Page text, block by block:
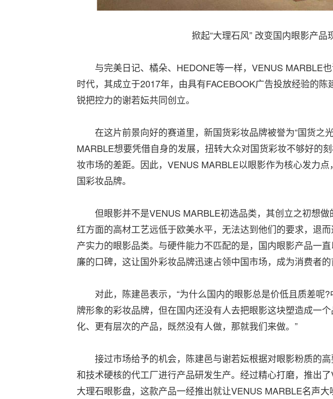
掀起“大理石风” 改变国内眼影产品
与完美日记、橘朵、HEDONE等一样，VENUS MARBLE
时代，其成立于2017年，由具有FACEBOOK广告投放经验的
锐把控力的谢若妘共同创立。
在这片前景向好的赛道里，新国货彩妆品牌被誉为“国货之
MARBLE想要凭借自身的发展，扭转大众对国货彩妆不够好的
妆市场的差距。因此，VENUS MARBLE以眼影作为核心发力
国彩妆品牌。
但眼影并不是VENUS MARBLE初选品类，其创立之初想做
红方面的高材工艺远低于欧美水平，无法达到他们的要求，退
产实力的眼影品类。与硬件能力不匹配的是，国内眼影产品一
廉的口碑，这让国外彩妆品牌迅速占领中国市场，成为消费者的
对此，陈建邑表示，“为什么国内的眼影总是价低且质差呢?
牌形象的彩妆品牌，但在国内还没有人去把眼影这块塑造成一
化、更有层次的产品，既然没有人做，那就我们来做。”
接过市场给予的机会，陈建邑与谢若妘根据对眼影粉质的高
和技术硬核的代工厂进行产品研发生产。经过精心打磨，推出
大理石眼影盘，这款产品一经推出就让VENUS MARBLE名声大